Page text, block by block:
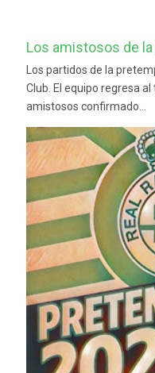
Los amistosos de
Los partidos de la
Club. El equipo regresa
amistosos confirmado...